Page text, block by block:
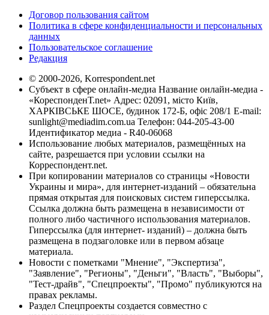
Договор пользования сайтом
Политика в сфере конфиденциальности и персональных
данных
Пользовательское соглашение
Редакция
© 2000-2026, Korrespondent.net
Субъект в сфере онлайн-медиа Название онлайн-медиа -
«КореспонденТ.net» Адрес: 02091, місто Київ,
ХАРКІВСЬКЕ ШОСЕ, будинок 172-Б, офіс 208/1 E-mail:
sunlight@mediadim.com.ua Телефон: 044-205-43-00
Идентификатор медиа - R40-06068
Использование любых материалов, размещённых на
сайте, разрешается при условии ссылки на
Корреспондент.net.
При копировании материалов со страницы «Новости
Украины и мира», для интернет-изданий – обязательна
прямая открытая для поисковых систем гиперссылка.
Ссылка должна быть размещена в независимости от
полного либо частичного использования материалов.
Гиперссылка (для интернет- изданий) – должна быть
размещена в подзаголовке или в первом абзаце
материала.
Новости с пометками "Мнение", "Экспертиза",
"Заявление", "Регионы", "Деньги", "Власть", "Выборы",
"Тест-драйв", "Спецпроекты", "Промо" публикуются на
правах рекламы.
Раздел Спецпроекты создается совместно с